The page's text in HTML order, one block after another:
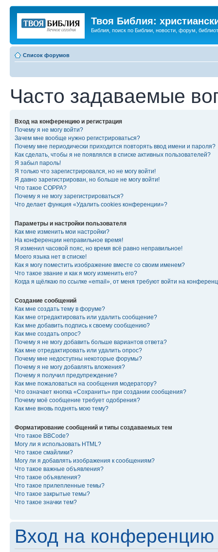
Твоя Библия:
Библия, поиск по Библии, новости, форум,
Список форумов
Часто задаваемые
Вход на конференцию и регистрация
Почему я не могу войти?
Зачем мне вообще нужно регистрироваться?
Почему мне периодически приходится повторять ввод имени и пароля?
Как сделать, чтобы я не появлялся в списке активных пользователей?
Я забыл пароль!
Я только что зарегистрировался, но не могу войти!
Я давно зарегистрирован, но больше не могу войти!
Что такое COPPA?
Почему я не могу зарегистрироваться?
Что делает функция «Удалить cookies конференции»?
Параметры и настройки пользователя
Как мне изменить мои настройки?
На конференции неправильное время!
Я изменил часовой пояс, но время всё равно неправильное!
Моего языка нет в списке!
Как я могу поместить изображение вместе со своим именем?
Что такое звание и как я могу изменить его?
Когда я щёлкаю по ссылке «email», от меня требуют войти на
Создание сообщений
Как мне создать тему в форуме?
Как мне отредактировать или удалить сообщение?
Как мне добавить подпись к своему сообщению?
Как мне создать опрос?
Почему я не могу добавить больше вариантов ответа?
Как мне отредактировать или удалить опрос?
Почему мне недоступны некоторые форумы?
Почему я не могу добавлять вложения?
Почему я получил предупреждение?
Как мне пожаловаться на сообщения модератору?
Что означает кнопка «Сохранить» при создании сообщения?
Почему моё сообщение требует одобрения?
Как мне вновь поднять мою тему?
Форматирование сообщений и типы создаваемых тем
Что такое BBCode?
Могу ли я использовать HTML?
Что такое смайлики?
Могу ли я добавлять изображения к сообщениям?
Что такое важные объявления?
Что такое объявления?
Что такое прилепленные темы?
Что такое закрытые темы?
Что такое значки тем?
Вход на конференцию